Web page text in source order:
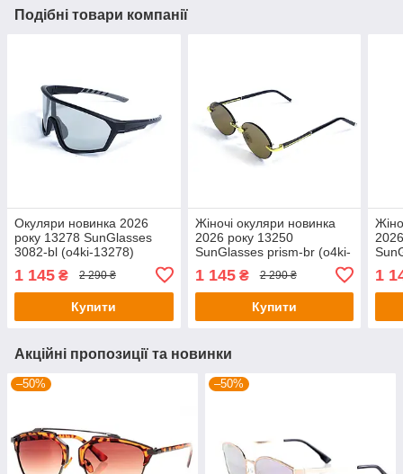
Подібні товари компанії
Окуляри новинка 2026
року 13278 SunGlasses
3082-bl (o4ki-13278)
1 145 ₴ 2 290 ₴
Купити
Жіночі окуляри новинка
2026 року 13250
SunGlasses prism-br (o4ki-
1 145₴ 2 290 ₴
Купити
1
Акційні пропозиції та новинки
–50% –50%